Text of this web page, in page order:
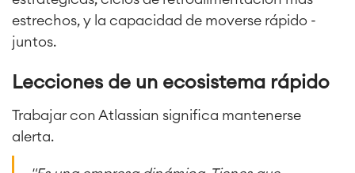
Viaja a la gestión de servicios
empresas
estrechos, y la capacidad de moverse rápido -
juntos.
Lecciones de un ecosistema rápido
Trabajar con Atlassian significa mantenerse
alerta.